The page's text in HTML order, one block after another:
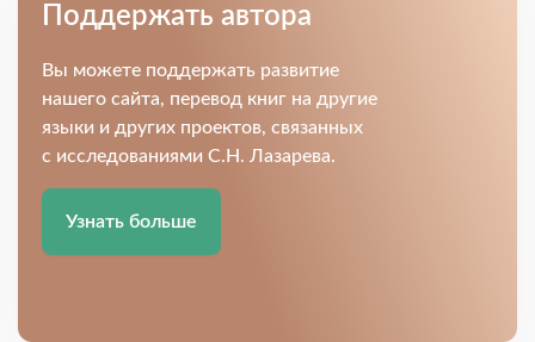
Поддержать автора
Вы можете поддержать развитие
нашего сайта, перевод книг на другие
языки и других проектов, связанных
с исследованиями С.Н. Лазарева.
Узнать больше